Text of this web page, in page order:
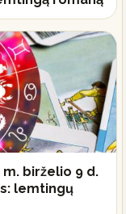
birželio 9 d.
lemtingų